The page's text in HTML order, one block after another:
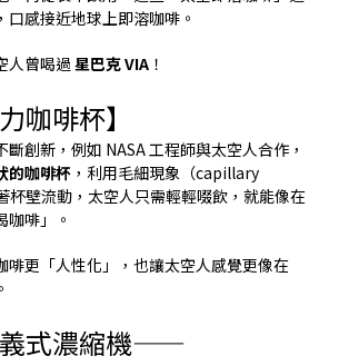
口感接近地球上即溶咖啡。
人曾喝過 星巴克 VIA ！
咖啡杯】
創新，例如 NASA 工程師與太空人合作，
的咖啡杯 ，利用毛細現象（capillary
壁流動，太空人只需輕輕啜飲，就能像在
咖啡」。
啡更「人性化」，也讓太空人感覺更像在
義式濃縮機——